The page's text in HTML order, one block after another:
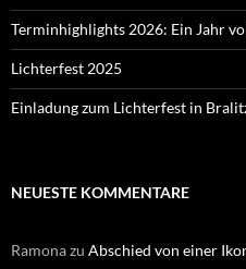
Terminhighlights 2026: Ein Jahr
Lichterfest 2025
Einladung zum Lichterfest in
NEUESTE KOMMENTARE
Ramonazu Abschied von einer